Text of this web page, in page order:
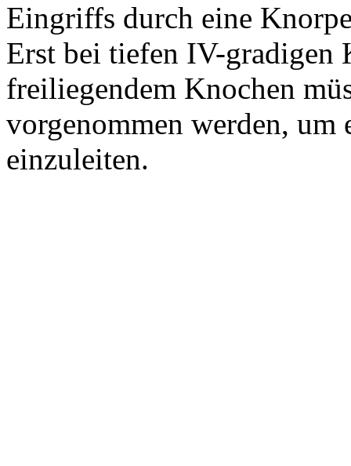
Eingriffs durch eine
Erst bei tiefen IV-gradigen
freiliegendem Knochen
vorgenommen werden,
einzuleiten.